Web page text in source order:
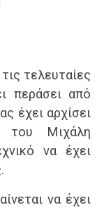
τις τελευταίες
περάσει από
έχει αρχίσει
του Μιχάλη
να έχει
να έχει